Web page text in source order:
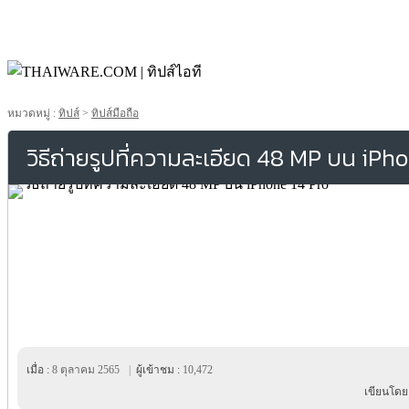
หมวดหมู่ : ทิปส์ > ทิปส์มือถือ
วิธีถ่ายรูปที่ความละเอียด 48 MP บน
เมื่อ : 8 ตุลาคม 2565 ผู้เข้าชม : 10,472
เขียนโด